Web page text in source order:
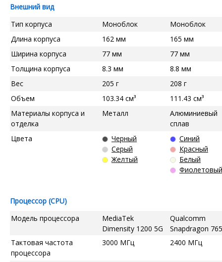
Внешний вид
Тип корпуса
Моноблок
Моноблок
Длина корпуса
162 мм
165 мм
Ширина корпуса
77 мм
77 мм
Толщина корпуса
8.3 мм
8.8 мм
Вес
205 г
208 г
Объем
103.34 см³
111.43 см³
Материалы корпуса и
отделка
Металл
Алюминиевый
сплав
Цвета
Черный
Серый
Желтый
Синий
Красный
Белый
Фиолетовый
Процессор (CPU)
Модель процессора
MediaTek
Dimensity 1200 5G
Qualcomm
Snapdragon
Тактовая частота
процессора
3000 МГц 2400 МГц